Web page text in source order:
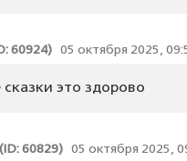
60924) 05 октября 2025,
это здорово
(ID: 60829) 05 октября 2025,